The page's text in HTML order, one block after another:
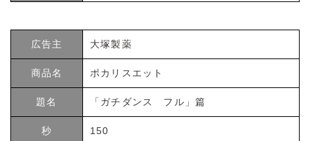
広告主 大塚製薬
商品名 ポカリスエット
題名 「ガチダンス フル」篇
秒 150